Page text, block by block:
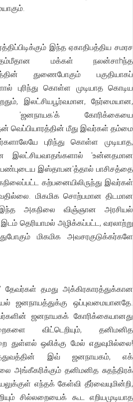
இந்த ஏகாதிபத்திய சமரச
தம்மீதான மக்கள் நலன்சாhந்த
துணைபோகும் பகுதியாகப்
புரிந்து கொள்ள முடியாத கொடிய
இலட்சியபூர்வமான, நேர்மையான,
'ஜனநாயக'க் கோரிக்கையை
வெப்பியாரத்தின் மீது இவர்கள் தம்மை
புரிந்து கொள்ள முடியாத,
இலட்சியவாதங்களால் 'உன்னதமான
இஸ்தாபன'த்தால் பாசிசத்தை
கற்பனையிலிருந்து இவர்கள்
மிகமிக சொற்பமான திடமான
அகநிலை விஞ்ஞான அரசியல்
தெரியாமல் அழிக்கப்பட்ட, வரலாற்று
மிகமிக அவசரகுடுக்கர்களே
தமது அக்கிரகாரத்துக்கான
ஜனநாயத்துக்கு ஒப்புவமையானதே.
ஜனநாயகக் கோரிக்கையானது
விட்டெறியும், தனிமனித
துள்ளல் ஒலிக்கு மேல் எதுவுமில்லை!
இவ் ஜனநாயகம், எக்
அங்கீகரிக்கும் தனிமனித சுதந்திரக்
எந்தக் கேள்வி தீர்வையுமின்றி,
சில்லறையைக் கூட எறியமுடியாத